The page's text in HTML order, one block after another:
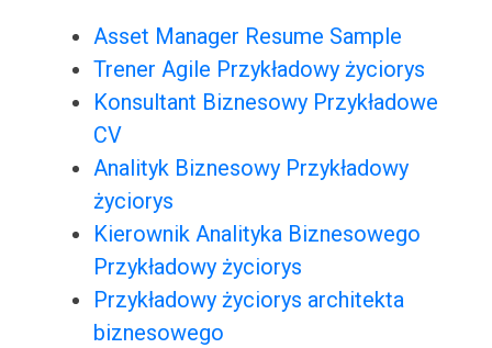
Asset Manager Resume Sample
Trener Agile Przykładowy życiorys
Konsultant Biznesowy Przykładowe
CV
Analityk Biznesowy Przykładowy
życiorys
Kierownik Analityka Biznesowego
Przykładowy życiorys
Przykładowy życiorys architekta
biznesowego